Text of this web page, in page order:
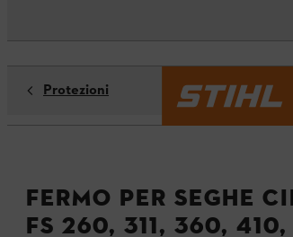
Protezioni
Fermo per seghe
FS 260, 311, 360,